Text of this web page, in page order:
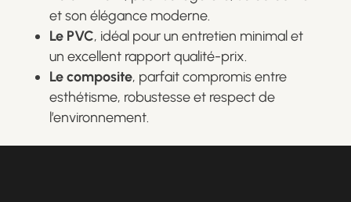
et son élégance moderne.
Le PVC, idéal pour un entretien minimal et
un excellent rapport qualité-prix.
Le composite, parfait compromis entre
esthétisme, robustesse et respect de
l’environnement.